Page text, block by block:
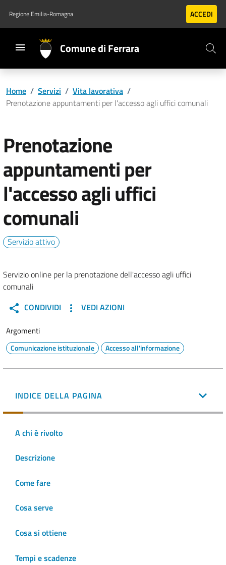
Vai al contenuto principale
Vai al footer
Regione Emilia-Romagna ACCEDI
Comune di Ferrara
Home / Servizi / Vita lavorativa /
Prenotazione appuntamenti per l'accesso agli uffici comunali
Prenotazione
appuntamenti per
l'accesso agli uffici
comunali
Servizio attivo
Servizio online per la prenotazione dell'accesso agli uffici
comunali
CONDIVIDI
VEDI AZIONI
Argomenti
Comunicazione istituzionale Accesso all'informazione
INDICE DELLA PAGINA
A chi è rivolto
Descrizione
Come fare
Cosa serve
Cosa si ottiene
Tempi e scadenze